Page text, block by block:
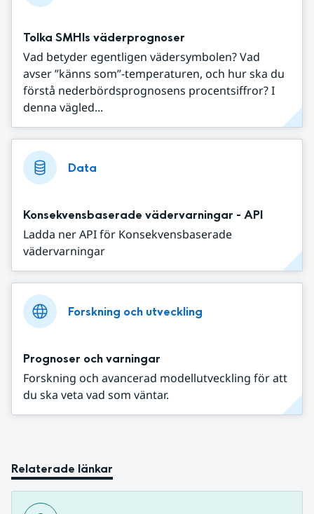
Tolka SMHIs väderprognoser
Vad betyder egentligen vädersymbolen? Vad
avser ”känns som”-temperaturen, och hur ska du
förstå nederbördsprognosens procentsiffror? I
denna vägled...
Data
Konsekvensbaserade vädervarningar - API
Ladda ner API för Konsekvensbaserade
vädervarningar
Forskning och utveckling
Prognoser och varningar
Forskning och avancerad modellutveckling för att
du ska veta vad som väntar.
Relaterade länkar